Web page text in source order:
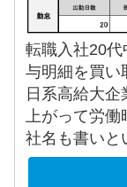
転職入社20
与明細を買い
日系高給大
上がって労働
社名も書いと